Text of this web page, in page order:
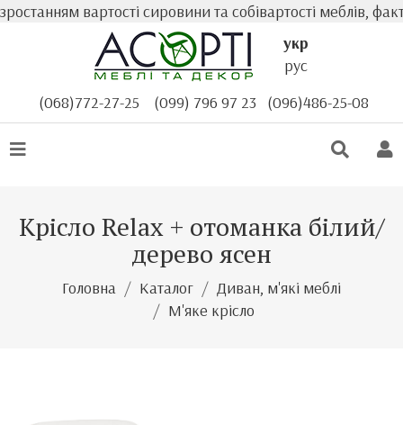
вартості сировини та собівартості меблів,
укр
рус
(068)772-27-25
(099) 796 97 23 (096)486-25-08
Крісло Relax + отоманка білий/
дерево ясен
Головна Каталог
Диван, м'які меблі
М'яке крісло